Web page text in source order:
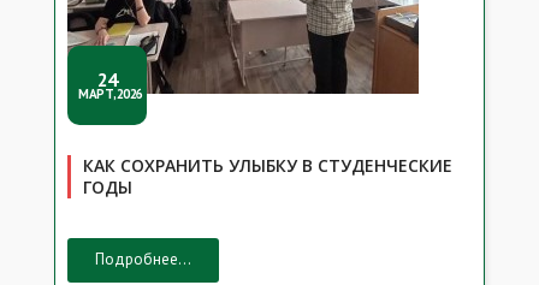
24
МАРТ,2026
КАК СОХРАНИТЬ УЛЫБКУ В СТУДЕНЧЕСКИЕ
ГОДЫ
Подробнее...